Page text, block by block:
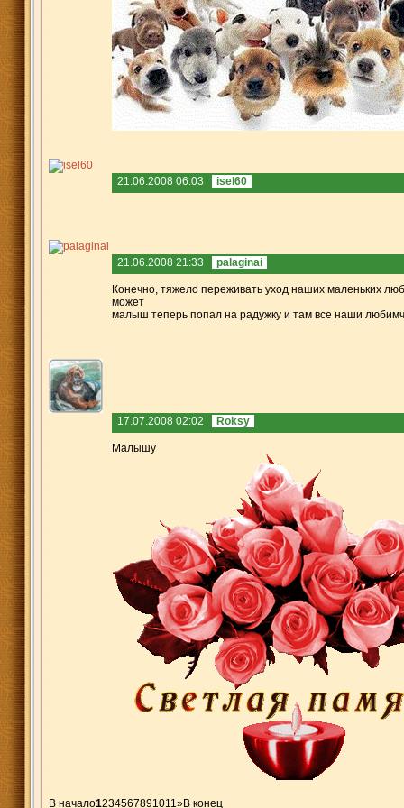
21.06.2008 06:03 isel60
21.06.2008 21:33 palaginai
Конечно, тяжело переживать уход наших маленьких
может
малыш теперь попал на радужку и там все наши
17.07.2008 02:02 Roksy
Малышу
В начало1234567891011 »В конец